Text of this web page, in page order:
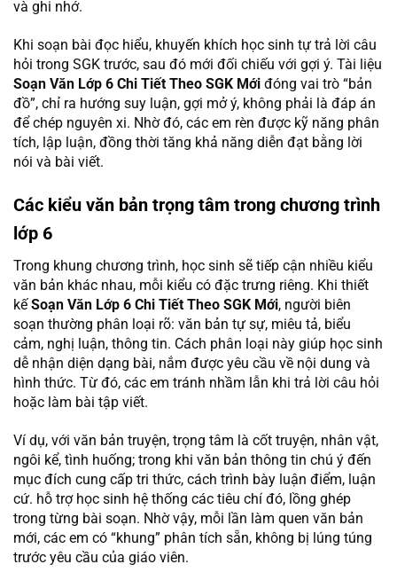
và ghi nhớ.
Khi soạn bài đọc hiểu, khuyến khích học sinh tự trả lời câu
hỏi trong SGK trước, sau đó mới đối chiếu với gợi ý. Tài liệu
Soạn Văn Lớp 6 Chi Tiết Theo SGK Mới đóng vai trò “bản
đồ”, chỉ ra hướng suy luận, gợi mở ý, không phải là đáp án
để chép nguyên xi. Nhờ đó, các em rèn được kỹ năng phân
tích, lập luận, đồng thời tăng khả năng diễn đạt bằng lời
nói và bài viết.
Các kiểu văn bản trọng tâm trong chương trình
lớp 6
Trong khung chương trình, học sinh sẽ tiếp cận nhiều kiểu
văn bản khác nhau, mỗi kiểu có đặc trưng riêng. Khi thiết
kếSoạn Văn Lớp 6 Chi Tiết Theo SGK Mới, người biên
soạn thường phân loại rõ: văn bản tự sự, miêu tả, biểu
cảm, nghị luận, thông tin. Cách phân loại này giúp học sinh
dễ nhận diện dạng bài, nắm được yêu cầu về nội dung và
hình thức. Từ đó, các em tránh nhầm lẫn khi trả lời câu hỏi
hoặc làm bài tập viết.
Ví dụ, với văn bản truyện, trọng tâm là cốt truyện, nhân vật,
ngôi kể, tình huống; trong khi văn bản thông tin chú ý đến
mục đích cung cấp tri thức, cách trình bày luận điểm, luận
cứ. hỗ trợ học sinh hệ thống các tiêu chí đó, lồng ghép
trong từng bài soạn. Nhờ vậy, mỗi lần làm quen văn bản
mới, các em có “khung” phân tích sẵn, không bị lúng túng
trước yêu cầu của giáo viên.